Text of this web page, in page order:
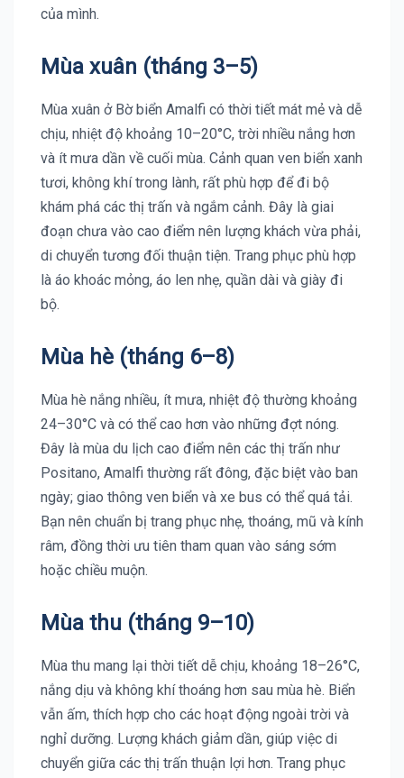
của mình.
Mùa xuân (tháng 3–5)
Mùa xuân ở Bờ biển Amalfi có thời tiết mát mẻ và dễ
chịu, nhiệt độ khoảng 10–20°C, trời nhiều nắng hơn
và ít mưa dần về cuối mùa. Cảnh quan ven biển xanh
tươi, không khí trong lành, rất phù hợp để đi bộ
khám phá các thị trấn và ngắm cảnh. Đây là giai
đoạn chưa vào cao điểm nên lượng khách vừa phải,
di chuyển tương đối thuận tiện. Trang phục phù hợp
là áo khoác mỏng, áo len nhẹ, quần dài và giày đi
bộ.
Mùa hè (tháng 6–8)
Mùa hè nắng nhiều, ít mưa, nhiệt độ thường khoảng
24–30°C và có thể cao hơn vào những đợt nóng.
Đây là mùa du lịch cao điểm nên các thị trấn như
Positano, Amalfi thường rất đông, đặc biệt vào ban
ngày; giao thông ven biển và xe bus có thể quá tải.
Bạn nên chuẩn bị trang phục nhẹ, thoáng, mũ và kính
râm, đồng thời ưu tiên tham quan vào sáng sớm
hoặc chiều muộn.
Mùa thu (tháng 9–10)
Mùa thu mang lại thời tiết dễ chịu, khoảng 18–26°C,
nắng dịu và không khí thoáng hơn sau mùa hè. Biển
vẫn ấm, thích hợp cho các hoạt động ngoài trời và
nghỉ dưỡng. Lượng khách giảm dần, giúp việc di
chuyển giữa các thị trấn thuận lợi hơn. Trang phục